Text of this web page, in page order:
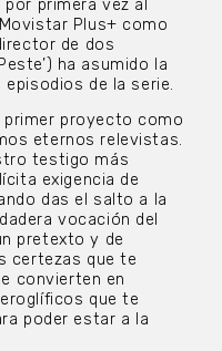
primera vez al
Plus+ como
de dos
ha asumido la
de la serie.
primer proyecto como
eternos relevistas.
testigo más
exigencia de
das el salto a la
vocación del
pretexto y de
certezas que te
convierten en
que te
poder estar a la